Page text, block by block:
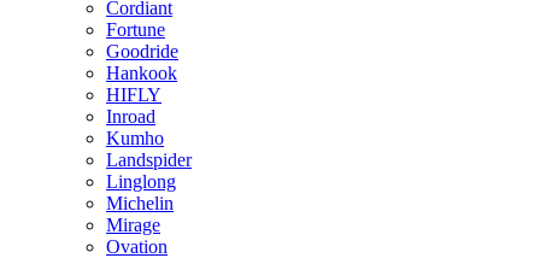
Cordiant
Fortune
Goodride
Hankook
HIFLY
Inroad
Kumho
Landspider
Linglong
Michelin
Mirage
Ovation